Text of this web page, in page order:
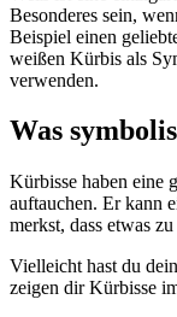
Besonderes sein,
Beispiel einen
weißen Kürbis als
verwenden.
Was
Kürbisse haben eine
auftauchen. Er kann
merkst, dass etwas
Vielleicht hast du
zeigen dir Kürbisse